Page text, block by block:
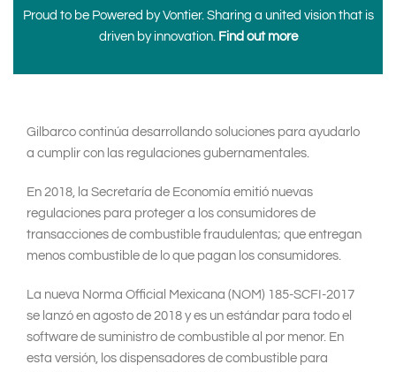
Mexico India
Proud to be Powered by Vontier. Sharing a united vision that is
driven by innovation. Find out more
Gilbarco continúa desarrollando soluciones para ayudarlo
a cumplir con las regulaciones gubernamentales.
En 2018, la Secretaría de Economía emitió nuevas
regulaciones para proteger a los consumidores de
transacciones de combustible fraudulentas; que entregan
menos combustible de lo que pagan los consumidores.
La nueva Norma Official Mexicana (NOM) 185-SCFI-2017
se lanzó en agosto de 2018 y es un estándar para todo el
software de suministro de combustible al por menor. En
esta versión, los dispensadores de combustible para